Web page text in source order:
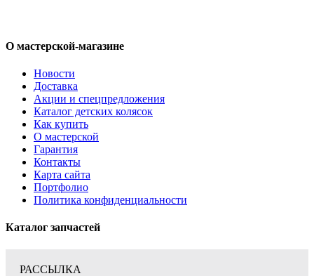
О мастерской-магазине
Новости
Доставка
Акции и спецпредложения
Каталог детских колясок
Как купить
О мастерской
Гарантия
Контакты
Карта сайта
Портфолио
Политика конфиденциальности
Каталог запчастей
РАССЫЛКА